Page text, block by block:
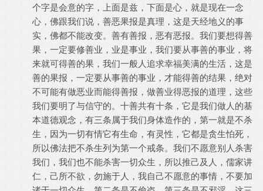
个字是会意的字，上面是兹，下面是心，就是现在一念
心，佛跟我们说，善恶果报是真理，这是天经地义的事
实，佛都不能改变。善有善报，恶有恶报。我们要想得善
果，一定要修善业，业是事业，我们要从事善的事业，将
来就可得善的果，我们一般人追求幸福美满的生活，这是
善的果报，一定要从事善的事业，才能得善的结果，绝对
不可能有做恶业而能得善报，做善业得恶报的道理，这些
我们要明了与信守的。十善共有十条，它是我们做人的基
本道德观念，有三条属于我们身体造作的，第一就是不杀
生，因为一切有情它有生命，有灵性，它都是贪生怕死，
所以佛法把不杀生列为第一个戒条。我们不愿意别人杀害
我们，我们也不能杀害一切众生，所以推己及人，儒家讲
仁，己所不欲，勿施于人，我自己不愿意的事情，不要加